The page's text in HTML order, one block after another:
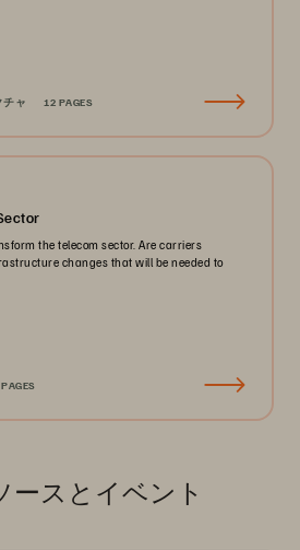
チャ 12 PAGES
the telecom sector. Are carriers
changes that will be needed to
ースとイベント